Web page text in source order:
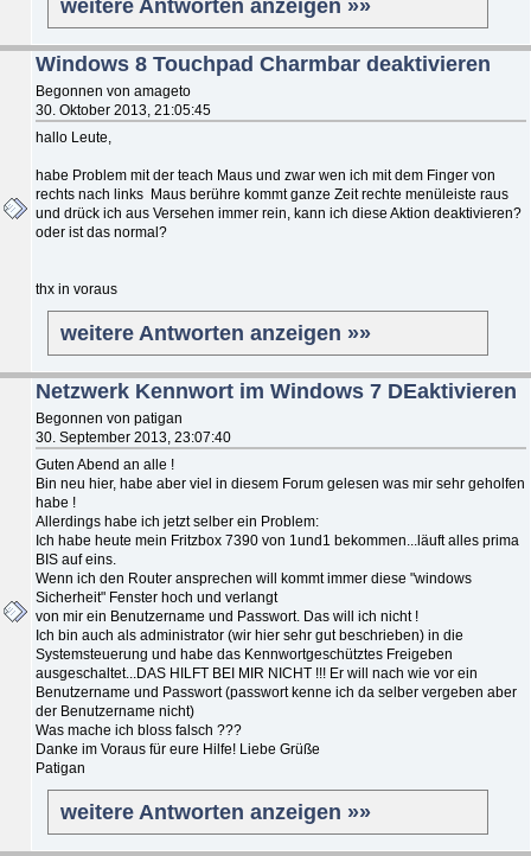
weitere Antworten anzeigen »»
Windows 8 Touchpad Charmbar deaktivieren
Begonnen von amageto
30. Oktober 2013, 21:05:45
hallo Leute,
habe Problem mit der teach Maus und zwar wen ich mit dem Finger von
rechts nach links Maus berühre kommt ganze Zeit rechte menüleiste raus
und drück ich aus Versehen immer rein, kann ich diese Aktion deaktivieren?
oder ist das normal?
thx in voraus
weitere Antworten anzeigen »»
Netzwerk Kennwort im Windows 7 DEaktivieren
Begonnen von patigan
30. September 2013, 23:07:40
Guten Abend an alle !
Bin neu hier, habe aber viel in diesem Forum gelesen was mir sehr geholfen
habe !
Allerdings habe ich jetzt selber ein Problem:
Ich habe heute mein Fritzbox 7390 von 1und1 bekommen...läuft alles prima
BIS auf eins.
Wenn ich den Router ansprechen will kommt immer diese "windows
Sicherheit" Fenster hoch und verlangt
von mir ein Benutzername und Passwort. Das will ich nicht !
Ich bin auch als administrator (wir hier sehr gut beschrieben) in die
Systemsteuerung und habe das Kennwortgeschütztes Freigeben
ausgeschaltet...DAS HILFT BEI MIR NICHT !!! Er will nach wie vor ein
Benutzername und Passwort (passwort kenne ich da selber vergeben aber
der Benutzername nicht)
Was mache ich bloss falsch ???
Danke im Voraus für eure Hilfe! Liebe Grüße
Patigan
weitere Antworten anzeigen »»